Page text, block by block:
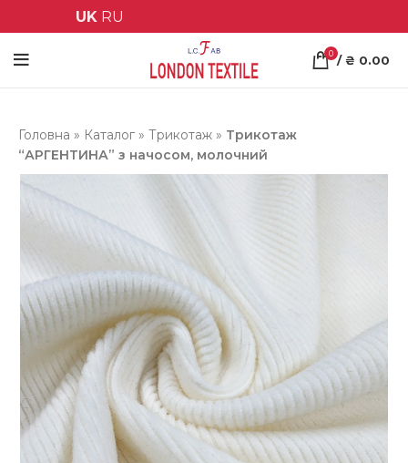
UK RU
0 / ₴ 0.00
Головна » Каталог »Трикотаж » Трикотаж
“АРГЕНТИНА” з начосом, молочний